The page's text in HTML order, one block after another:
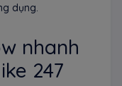
dụng.
nhanh
247